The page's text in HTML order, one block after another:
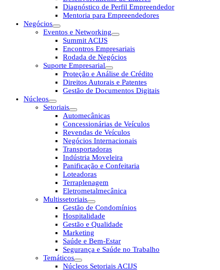
Diagnóstico de Perfil Empreendedor
Mentoria para Empreendedores
Negócios
Eventos e Networking
Summit ACIJS
Encontros Empresariais
Rodada de Negócios
Suporte Empresarial
Proteção e Análise de Crédito
Direitos Autorais e Patentes
Gestão de Documentos Digitais
Núcleos
Setoriais
Automecânicas
Concessionárias de Veículos
Revendas de Veículos
Negócios Internacionais
Transportadoras
Indústria Moveleira
Panificação e Confeitaria
Loteadoras
Terraplenagem
Eletrometalmecânica
Multissetoriais
Gestão de Condomínios
Hospitalidade
Gestão e Qualidade
Marketing
Saúde e Bem-Estar
Segurança e Saúde no Trabalho
Temáticos
Núcleos Setoriais ACIJS